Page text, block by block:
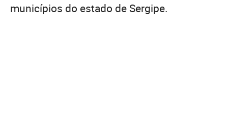
municípios do estado de Sergipe.